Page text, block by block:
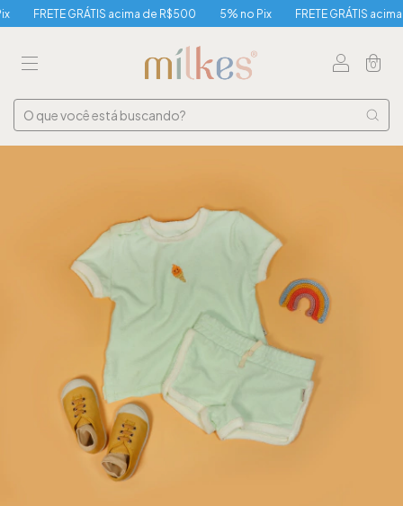
FRETE GRÁTIS acima de R$500 5% no Pix FRETE GRÁTIS acima
0